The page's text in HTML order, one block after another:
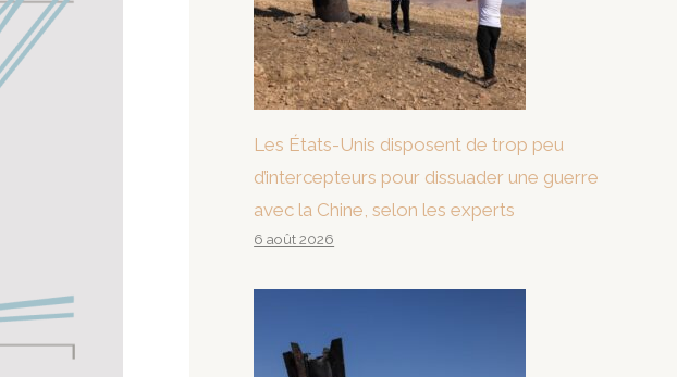
Les États-Unis disposent de trop peu
d’intercepteurs pour dissuader une guerre
avec la Chine, selon les experts
6 août 2026